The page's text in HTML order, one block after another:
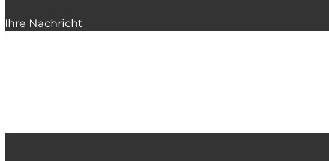
Ihre Nachricht